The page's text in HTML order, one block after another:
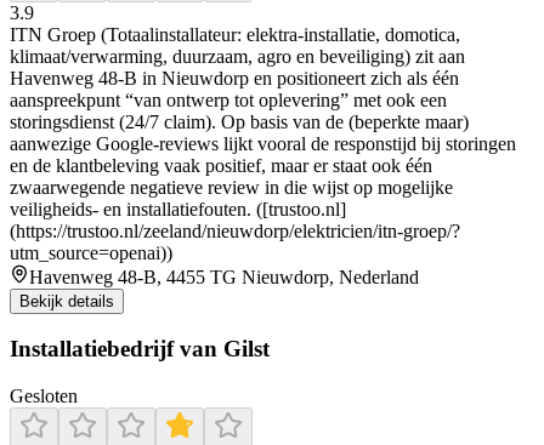
3.9
ITN Groep (Totaalinstallateur: elektra-installatie, domotica,
klimaat/verwarming, duurzaam, agro en beveiliging) zit aan
Havenweg 48-B in Nieuwdorp en positioneert zich als één
aanspreekpunt “van ontwerp tot oplevering” met ook een
storingsdienst (24/7 claim). Op basis van de (beperkte maar)
aanwezige Google-reviews lijkt vooral de responstijd bij storingen
en de klantbeleving vaak positief, maar er staat ook één
zwaarwegende negatieve review in die wijst op mogelijke
veiligheids- en installatiefouten. ([trustoo.nl]
(https://trustoo.nl/zeeland/nieuwdorp/elektricien/itn-groep/?
utm_source=openai))
Havenweg 48-B, 4455 TG Nieuwdorp, Nederland
Bekijk details
Installatiebedrijf van Gilst
Gesloten